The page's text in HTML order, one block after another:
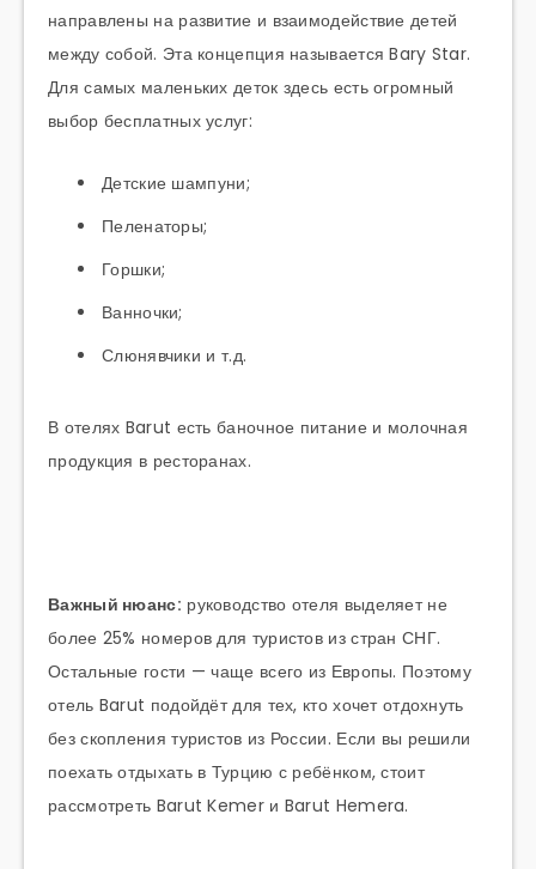
направлены на развитие и взаимодействие детей
между собой. Эта концепция называется Bary Star.
Для самых маленьких деток здесь есть огромный
выбор бесплатных услуг:
Детские шампуни;
Пеленаторы;
Горшки;
Ванночки;
Слюнявчики и т.д.
В отелях Barut есть баночное питание и молочная
продукция в ресторанах.
Важный нюанс: руководство отеля выделяет не
более 25% номеров для туристов из стран СНГ.
Остальные гости — чаще всего из Европы. Поэтому
отель Barut подойдёт для тех, кто хочет отдохнуть
без скопления туристов из России. Если вы решили
поехать отдыхать в Турцию с ребёнком, стоит
рассмотреть Barut Kemer и Barut Hemera.